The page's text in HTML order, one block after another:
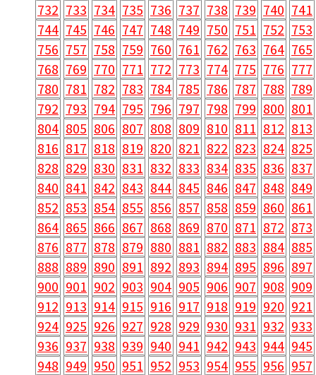
732 733 734 735 736 737 738 739 740 741
744 745 746 747 748 749 750 751 752 753
756 757 758 759 760 761 762 763 764 765
768 769 770 771 772 773 774 775 776 777
780 781 782 783 784 785 786 787 788 789
792 793 794 795 796 797 798 799 800 801
804 805 806 807 808 809 810 811 812 813
816 817 818 819 820 821 822 823 824 825
828 829 830 831 832 833 834 835 836 837
840 841 842 843 844 845 846 847 848 849
852 853 854 855 856 857 858 859 860 861
864 865 866 867 868 869 870 871 872 873
876 877 878 879 880 881 882 883 884 885
888 889 890 891 892 893 894 895 896 897
900 901 902 903 904 905 906 907 908 909
912 913 914 915 916 917 918 919 920 921
924 925 926 927 928 929 930 931 932 933
936 937 938 939 940 941 942 943 944 945
948 949 950 951 952 953 954 955 956 957